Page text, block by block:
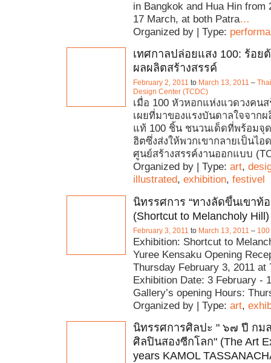
in Bangkok and Hua Hin from
17 March, at both Patra…
Organized by | Type:
เทศกาลปล่อยแสง 100: ร้อย
ผลผลิตสร้างสรรค์
February 2, 2011 to March 13, 2011 –
Design Center (TCDC)
เมื่อ 100 หัวหอกแห่งแวดวงคน
เผยที่มาของแรงบันดาลใจจาก
แท้ 100 ชิ้น ชนวนเด็ดที่พร้อมจุ
ฮิตซึ่งส่งให้พวกเขากลายเป็นไอ
ศูนย์สร้างสรรค์งานออกแบบ
Organized by | Type: art,
illustrated, exhibition, festivel
นิทรรศการ “ทางลัดขึ้นเขาท้
(Shortcut to Melancholy Hill)
February 3, 2011 to March 13, 2011 –
Exhibition: Shortcut to
Yuree Kensaku Opening
Thursday February 3, 2011 at
Exhibition Date: 3 February -
Gallery’s opening Hours:
Organized by | Type: art,
นิทรรศการศิลปะ " ๖๗ ปี ก
ศิลปินสองซีกโลก" (The Art
years KAMOL